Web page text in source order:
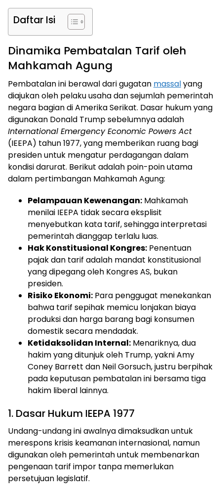
Daftar Isi
Dinamika Pembatalan Tarif oleh
Mahkamah Agung
Pembatalan ini berawal dari gugatan massalyang
diajukan oleh pelaku usaha dan sejumlah pemerintah
negara bagian di Amerika Serikat. Dasar hukum yang
digunakan Donald Trump sebelumnya adalah
International Emergency Economic Powers Act
(IEEPA) tahun 1977, yang memberikan ruang bagi
presiden untuk mengatur perdagangan dalam
kondisi darurat. Berikut adalah poin-poin utama
dalam pertimbangan Mahkamah Agung:
Pelampauan Kewenangan: Mahkamah
menilai IEEPA tidak secara eksplisit
menyebutkan kata tarif, sehingga interpretasi
pemerintah dianggap terlalu luas.
Hak Konstitusional Kongres: Penentuan
pajak dan tarif adalah mandat konstitusional
yang dipegang oleh Kongres AS, bukan
presiden.
Risiko Ekonomi: Para penggugat menekankan
bahwa tarif sepihak memicu lonjakan biaya
produksi dan harga barang bagi konsumen
domestik secara mendadak.
Ketidaksolidan Internal: Menariknya, dua
hakim yang ditunjuk oleh Trump, yakni Amy
Coney Barrett dan Neil Gorsuch, justru berpihak
pada keputusan pembatalan ini bersama tiga
hakim liberal lainnya.
1. Dasar Hukum IEEPA 1977
Undang-undang ini awalnya dimaksudkan untuk
merespons krisis keamanan internasional, namun
digunakan oleh pemerintah untuk membenarkan
pengenaan tarif impor tanpa memerlukan
persetujuan legislatif.